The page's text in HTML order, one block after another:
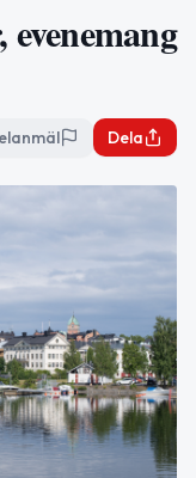
Dela